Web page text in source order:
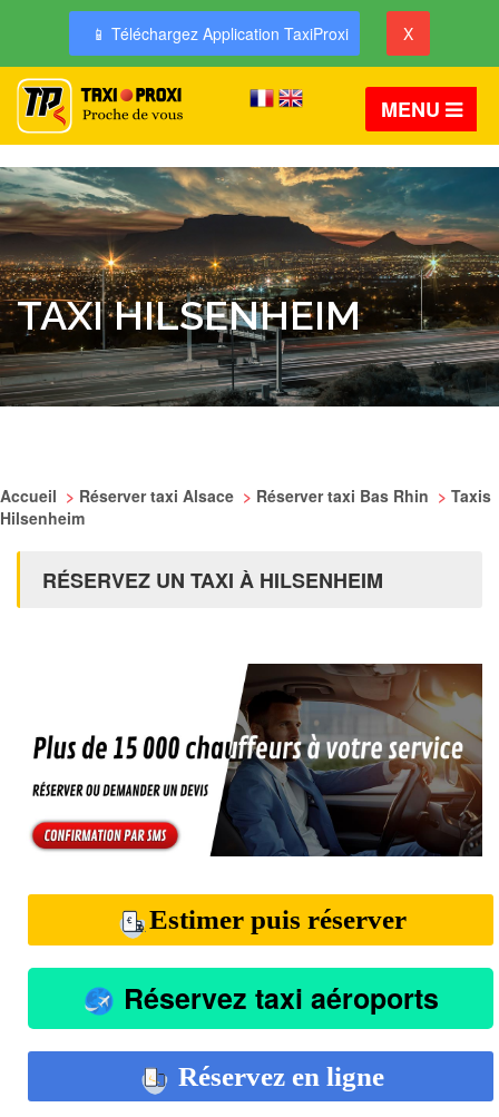
📱 Téléchargez Application TaxiProxi X
MENU
TAXI HILSENHEIM
Accueil > Réserver taxi Alsace > Réserver taxi Bas Rhin > Taxis
Hilsenheim
RÉSERVEZ UN TAXI À HILSENHEIM
Estimer puis réserver
Réservez taxi aéroports
Réservez en ligne